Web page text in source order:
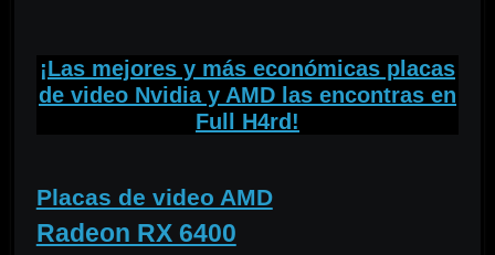
¡Las mejores y más económicas placas
de video Nvidia y AMD las encontras en
Full H4rd!
Placas de video AMD
Radeon RX 6400